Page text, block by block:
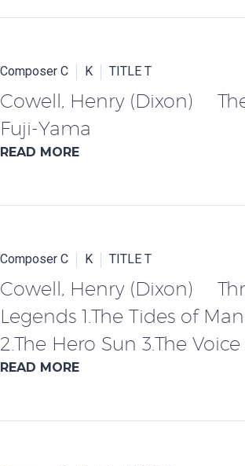
Composer C K TITLE T
Cowell, Henry (Dixon)
Fuji-Yama
READ MORE
Composer C K TITLE T
Cowell, Henry (Dixon)
Legends 1.The Tides of
2.The Hero Sun 3.The
READ MORE